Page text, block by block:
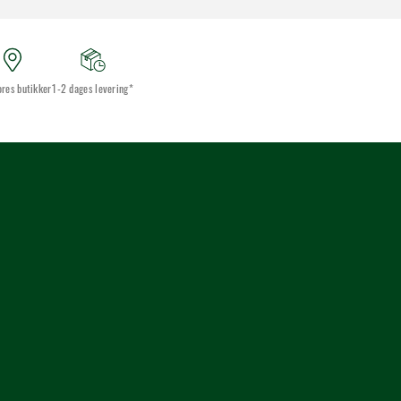
butikker1-2 dages levering*